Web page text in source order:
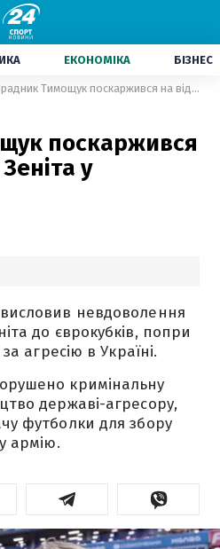
ЕКОНОМІКА БІЗНЕС
Зрадник Тимощук поскаржився на відсутність Зеніта у єврокубках
поскаржився
у
невдоволення
до єврокубків, попри
агресію в Україні.
кримінальну
державі-агресору,
футболки для збору
армію.